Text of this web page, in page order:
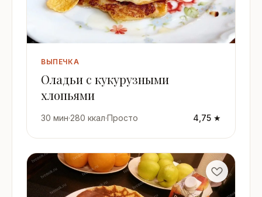
ВЫПЕЧКА
Оладьи с кукурузными
хлопьями
30 мин·280 ккал·Просто 4,75 ★